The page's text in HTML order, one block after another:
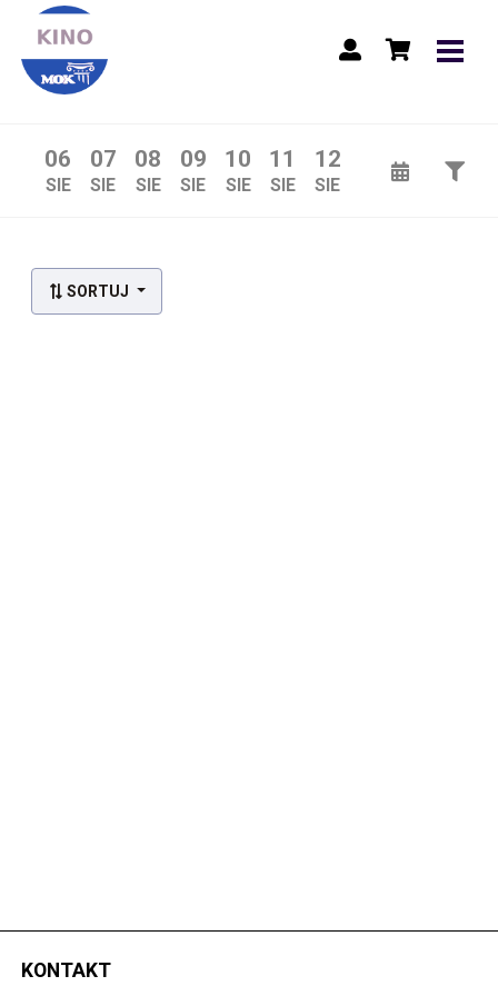
06
SIE
07
SIE
08
SIE
09
SIE
10
SIE
11
SIE
12
SIE
Lista wydarzeń:
SORTUJ
KONTAKT